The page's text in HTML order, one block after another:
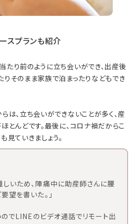
スプランも紹介
り前のように立ち会いができ、出産後
そのまま家族で泊まったりなどもでき
は、立ち会いができないことが多く、産
とんどです。最後に、コロナ禍だからこ
見ていきましょう。
しいため、陣痛中に助産師さんに腰
望を書いた。」
のでLINEのビデオ通話でリモート出